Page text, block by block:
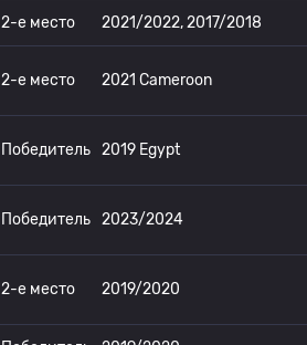
2-е место 2021/2022, 2017/2018
2-е место 2021 Cameroon
Победитель 2019 Egypt
Победитель 2023/2024
2-е место 2019/2020